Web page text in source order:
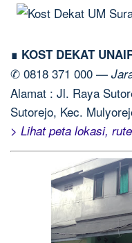
∎ KOST DEKAT
✆ 0818 371 000 —
Alamat : Jl. Raya
Sutorejo, Kec.
> Lihat peta lokasi,